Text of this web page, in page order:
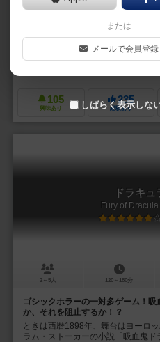
作により、宇宙の果てにある凍てつ
トム・ジョリー（Tom Jolly）
ブリー・リンドソー（Bree
105
興味あり
235
経験あり
ドラキ
Fury of
2～5人 120～180分
ゴシックホラーの一対多ゲーム！
か、それを阻止するか！？
ときは西暦1898年、舞台はヨーロ
ラム・ストーカーの小説「吸血鬼
または
メールで会員登録
しばらく表示しな